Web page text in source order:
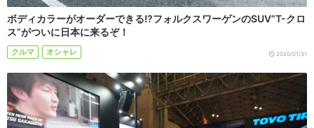
ボディカラーがオーダーできる!?フォルクスワーゲンのSUV”T-クロ
ス”がついに日本に来るぞ！
クルマ オシャレ 2020/01/31